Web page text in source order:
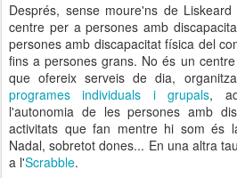
Després, sense moure'ns de
centre per a persones amb
persones amb discapacitat física del
fins a persones grans. No és un
que ofereix serveis de dia,
programes individuals i grupals,
l'autonomia de les persones amb
activitats que fan mentre hi som és
Nadal, sobretot dones... En una altra
a l'Scrabble.